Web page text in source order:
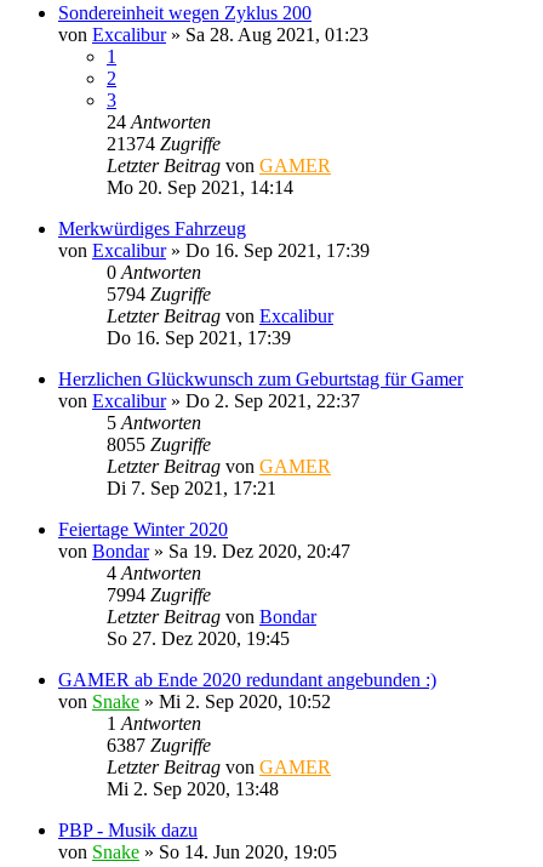
Sondereinheit wegen Zyklus 200
von Excalibur» Sa 28. Aug 2021, 01:23
1
2
3
24 Antworten
21374 Zugriffe
Letzter Beitrag von GAMER
Mo 20. Sep 2021, 14:14
Merkwürdiges Fahrzeug
von Excalibur» Do 16. Sep 2021, 17:39
0 Antworten
5794 Zugriffe
Letzter Beitrag von Excalibur
Do 16. Sep 2021, 17:39
Herzlichen Glückwunsch zum Geburtstag für Gamer
von Excalibur» Do 2. Sep 2021, 22:37
5 Antworten
8055 Zugriffe
Letzter Beitrag von GAMER
Di 7. Sep 2021, 17:21
Feiertage Winter 2020
von Bondar» Sa 19. Dez 2020, 20:47
4 Antworten
7994 Zugriffe
Letzter Beitrag von Bondar
So 27. Dez 2020, 19:45
GAMER ab Ende 2020 redundant angebunden :)
von Snake » Mi 2. Sep 2020, 10:52
1 Antworten
6387 Zugriffe
Letzter Beitrag von GAMER
Mi 2. Sep 2020, 13:48
PBP - Musik dazu
von Snake » So 14. Jun 2020, 19:05